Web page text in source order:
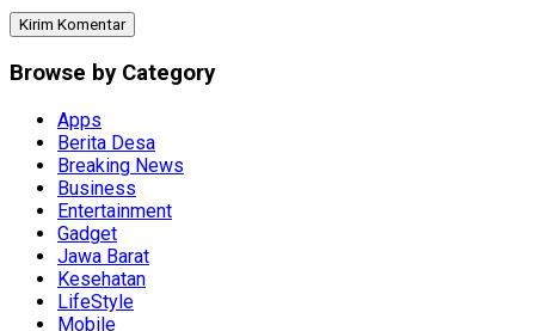
Browse by Category
Apps
Berita Desa
Breaking News
Business
Entertainment
Gadget
Jawa Barat
Kesehatan
LifeStyle
Mobile